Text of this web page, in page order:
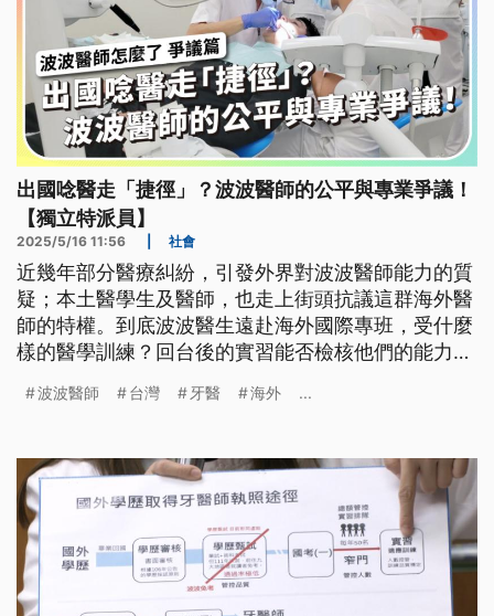
出國唸醫走「捷徑」？波波醫師的公平與專業爭議！
【獨立特派員】
2025/5/16 11:56 社會
近幾年部分醫療糾紛，引發外界對波波醫師能力的質
疑；本土醫學生及醫師，也走上街頭抗議這群海外醫
師的特權。到底波波醫生遠赴海外國際專班，受什麼
樣的醫學訓練？回台後的實習能否檢核他們的能力？
醫、牙學系學生及醫師反對的原因。
波波醫師 台灣 牙醫 海外 ...